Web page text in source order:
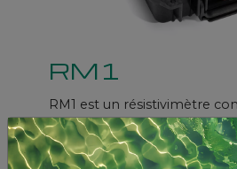
RM1
RM1 est un résistivimètre compact et
polyvalent, avec carte
données 24 bits,
toutes les sondages